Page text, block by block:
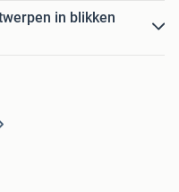
in blikken